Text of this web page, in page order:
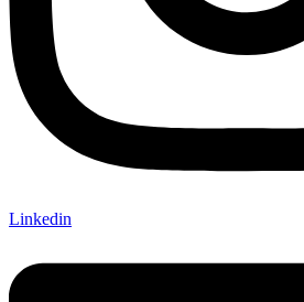
Linkedin